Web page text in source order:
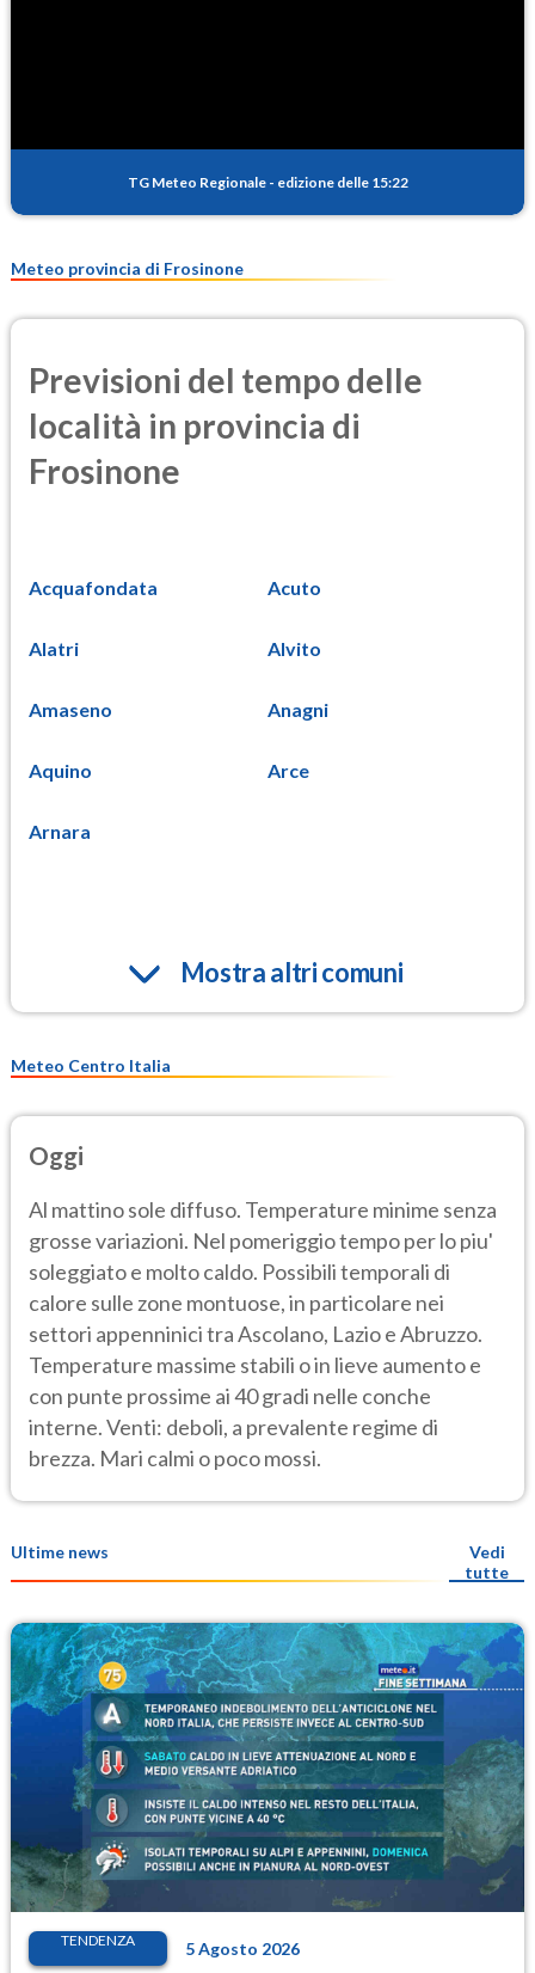
TG Meteo Regionale - edizione delle 15:22
Meteo provincia di Frosinone
Previsioni del tempo delle
località in provincia di
Frosinone
Acquafondata Acuto
Alatri Alvito
Amaseno Anagni
Aquino Arce
Arnara
Mostra altri comuni
Meteo Centro Italia
Oggi
Al mattino sole diffuso. Temperature minime senza
grosse variazioni. Nel pomeriggio tempo per lo piu'
soleggiato e molto caldo. Possibili temporali di
calore sulle zone montuose, in particolare nei
settori appenninici tra Ascolano, Lazio e Abruzzo.
Temperature massime stabili o in lieve aumento e
con punte prossime ai 40 gradi nelle conche
interne. Venti: deboli, a prevalente regime di
brezza. Mari calmi o poco mossi.
Ultime news
Vedi
tutte
TENDENZA 5 Agosto 2026